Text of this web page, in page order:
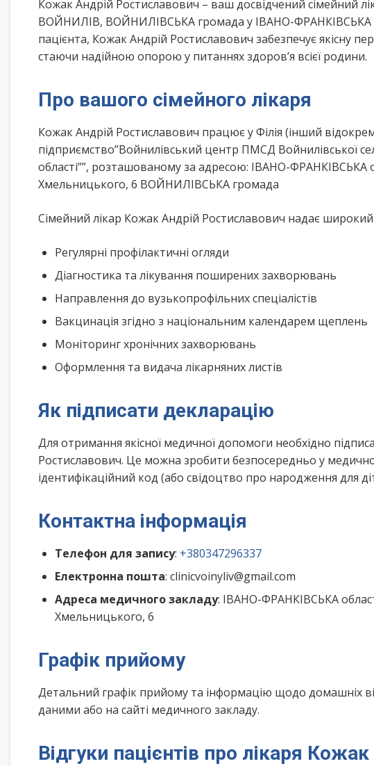
Кожак Андрій Ростиславович – ваш досвідчений сімейний
ВОЙНИЛІВ, ВОЙНИЛІВСЬКА громада у ІВАНО-ФРАНКІВСЬКА
пацієнта, Кожак Андрій Ростиславович забезпечує якісну
стаючи надійною опорою у питаннях здоров’я всієї родини.
Про вашого сімейного лікаря
Кожак Андрій Ростиславович працює у Філія (інший
підприємство”Войнилівський центр ПМСД Войнилівської
області””, розташованому за адресою: ІВАНО-
Хмельницького, 6 ВОЙНИЛІВСЬКА громада
Сімейний лікар Кожак Андрій Ростиславович надає широкий
Регулярні профілактичні огляди
Діагностика та лікування поширених захворювань
Направлення до вузькопрофільних спеціалістів
Вакцинація згідно з національним календарем щеплень
Моніторинг хронічних захворювань
Оформлення та видача лікарняних листів
Як підписати декларацію
Для отримання якісної медичної допомоги необхідно
Ростиславович. Це можна зробити безпосередньо у
ідентифікаційний код (або свідоцтво про народження для
Контактна інформація
Телефон для запису: +380347296337
Електронна пошта: clinicvoinyliv@gmail.com
Адреса медичного закладу: ІВАНО-ФРАНКІВСЬКА
Хмельницького, 6
Графік прийому
Детальний графік прийому та інформацію щодо домашніх
даними або на сайті медичного закладу.
Відгуки пацієнтів про лікаря